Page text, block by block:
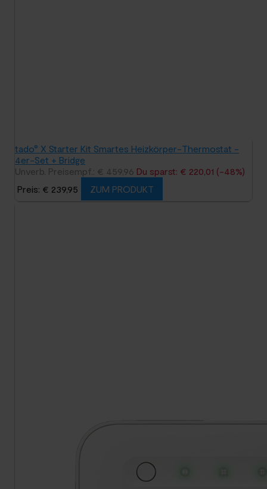
tado° X Starter Kit Smartes Heizkörper-Thermostat -
4er-Set + Bridge
Unverb. Preisempf.: € 459,96 Du sparst: € 220,01 (-48%)
Preis: € 239,95
ZUM PRODUKT